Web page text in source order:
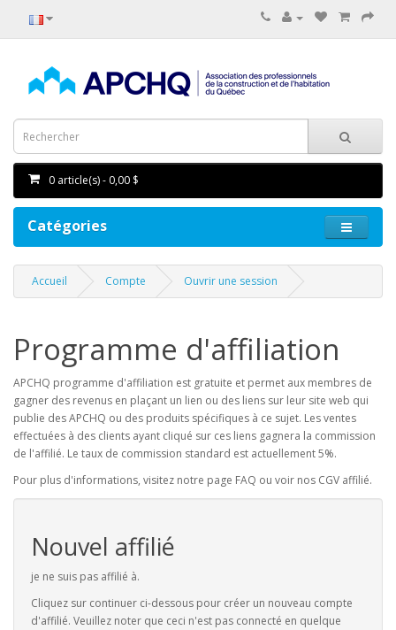
0 article(s) - 0,00 $
Catégories
Accueil Compte Ouvrir une session
Programme d'affiliation
APCHQ programme d'affiliation est gratuite et permet aux membres de
gagner des revenus en plaçant un lien ou des liens sur leur site web qui
publie des APCHQ ou des produits spécifiques à ce sujet. Les ventes
effectuées à des clients ayant cliqué sur ces liens gagnera la commission
de l'affilié. Le taux de commission standard est actuellement 5%.
Pour plus d'informations, visitez notre page FAQ ou voir nos CGV affilié.
Nouvel affilié
je ne suis pas affilié à.
Cliquez sur continuer ci-dessous pour créer un nouveau compte
d'affilié. Veuillez noter que ceci n'est pas connecté en quelque